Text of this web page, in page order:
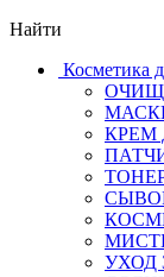
Найти
Косметика
КРЕМ
УХОД